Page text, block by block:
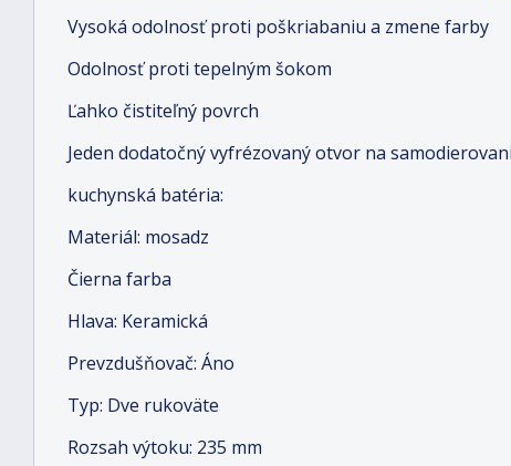
Vysoká odolnosť proti poškriabaniu a zmene farby
Odolnosť proti tepelným šokom
Ľahko čistiteľný povrch
Jeden dodatočný vyfrézovaný otvor na
kuchynská batéria:
Materiál: mosadz
Čierna farba
Hlava: Keramická
Prevzdušňovač: Áno
Typ: Dve rukoväte
Rozsah výtoku: 235 mm